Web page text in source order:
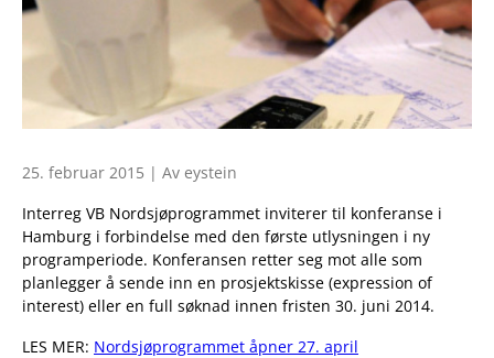
25. februar 2015 | Av eystein
Interreg VB Nordsjøprogrammet inviterer til konferanse i
Hamburg i forbindelse med den første utlysningen i ny
programperiode. Konferansen retter seg mot alle som
planlegger å sende inn en prosjektskisse (expression of
interest) eller en full søknad innen fristen 30. juni 2014.
LES MER: Nordsjøprogrammet åpner 27. april